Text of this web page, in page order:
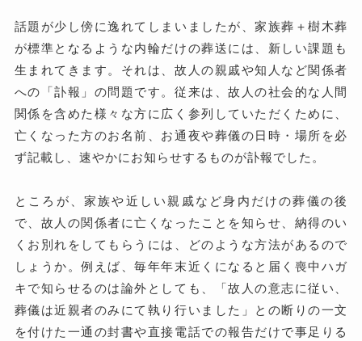
話題が少し傍に逸れてしまいましたが、家族葬＋樹木葬
が標準となるような内輪だけの葬送には、新しい課題も
生まれてきます。それは、故人の親戚や知人など関係者
への「訃報」の問題です。従来は、故人の社会的な人間
関係を含めた様々な方に広く参列していただくために、
亡くなった方のお名前、お通夜や葬儀の日時・場所を必
ず記載し、速やかにお知らせするものが訃報でした。
ところが、家族や近しい親戚など身内だけの葬儀の後
で、故人の関係者に亡くなったことを知らせ、納得のい
くお別れをしてもらうには、どのような方法があるので
しょうか。例えば、毎年年末近くになると届く喪中ハガ
キで知らせるのは論外としても、「故人の意志に従い、
葬儀は近親者のみにて執り行いました」との断りの一文
を付けた一通の封書や直接電話での報告だけで事足りる